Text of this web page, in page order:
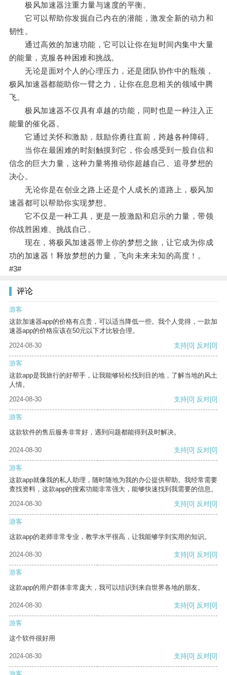
极风加速器注重力量与速度的平衡。
它可以帮助你发掘自己内在的潜能，激发全新的动力和
韧性。
通过高效的加速功能，它可以让你在短时间内集中大量
的能量，克服各种困难和挑战。
无论是面对个人的心理压力，还是团队协作中的瓶颈，
极风加速器都能助你一臂之力，让你在息息相关的领域中腾
飞。
极风加速器不仅具有卓越的功能，同时也是一种注入正
能量的催化器。
它通过关怀和激励，鼓励你勇往直前，跨越各种障碍。
当你在最困难的时刻触摸到它，你会感受到一股自信和
信念的巨大力量，这种力量将推动你超越自己、追寻梦想的
决心。
无论你是在创业之路上还是个人成长的道路上，极风加
速器都可以帮助你实现梦想。
它不仅是一种工具，更是一股激励和启示的力量，带领
你战胜困难、挑战自己。
现在，将极风加速器带上你的梦想之旅，让它成为你成
功的加速器！释放梦想的力量，飞向未来未知的高度！。
#3#
评论
游客
这款加速器app的价格有点贵，可以适当降低一些。我个人觉得，一款加
速器app的价格应该在50元以下才比较合理。
2024-08-30
支持[0] 反对[0]
游客
这款app是我旅行的好帮手，让我能够轻松找到目的地，了解当地的风土
人情。
2024-08-30
支持[0] 反对[0]
游客
这款软件的售后服务非常好，遇到问题都能得到及时解决。
2024-08-30 支持[0] 反对[0]
游客
这款app就像我的私人助理，随时随地为我的办公提供帮助。我经常需要
查找资料，这款app的搜索功能非常强大，能够快速找到我需要的信息。
2024-08-30
支持[0] 反对[0]
游客
这款app的老师非常专业，教学水平很高，让我能够学到实用的知识。
2024-08-30 支持[0] 反对[0]
游客
这款app的用户群体非常庞大，我可以结识到来自世界各地的朋友。
2024-08-30 支持[0] 反对[0]
游客
这个软件很好用
2024-08-30 支持[0] 反对[0]